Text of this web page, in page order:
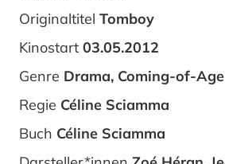
Originaltitel Tomboy
Kinostart 03.05.2012
Genre Drama, Coming-of-Age
Regie Céline Sciamma
Buch Céline Sciamma